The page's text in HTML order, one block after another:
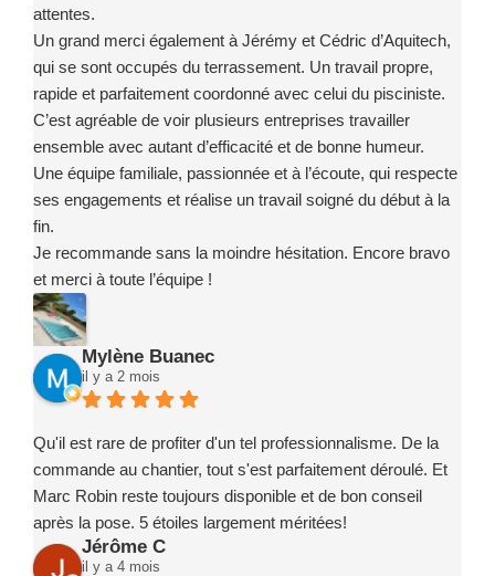
attentes.
Un grand merci également à Jérémy et Cédric d’Aquitech,
qui se sont occupés du terrassement. Un travail propre,
rapide et parfaitement coordonné avec celui du pisciniste.
C’est agréable de voir plusieurs entreprises travailler
ensemble avec autant d’efficacité et de bonne humeur.
Une équipe familiale, passionnée et à l’écoute, qui respecte
ses engagements et réalise un travail soigné du début à la
fin.
Je recommande sans la moindre hésitation. Encore bravo
et merci à toute l’équipe !
Mylène Buanec
il y a 2 mois
Qu'il est rare de profiter d'un tel professionnalisme. De la
commande au chantier, tout s'est parfaitement déroulé. Et
Marc Robin reste toujours disponible et de bon conseil
après la pose. 5 étoiles largement méritées!
Jérôme C
il y a 4 mois